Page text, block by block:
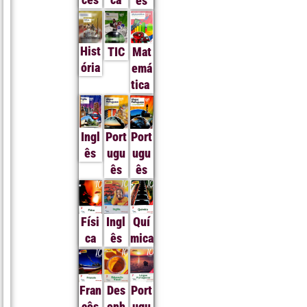
Hist
ória
TIC Mat
emá
tica
Ingl
ês
Port
ugu
ês
Port
ugu
ês
Físi
ca
Ingl
ês
Quí
mica
Fran Des Port